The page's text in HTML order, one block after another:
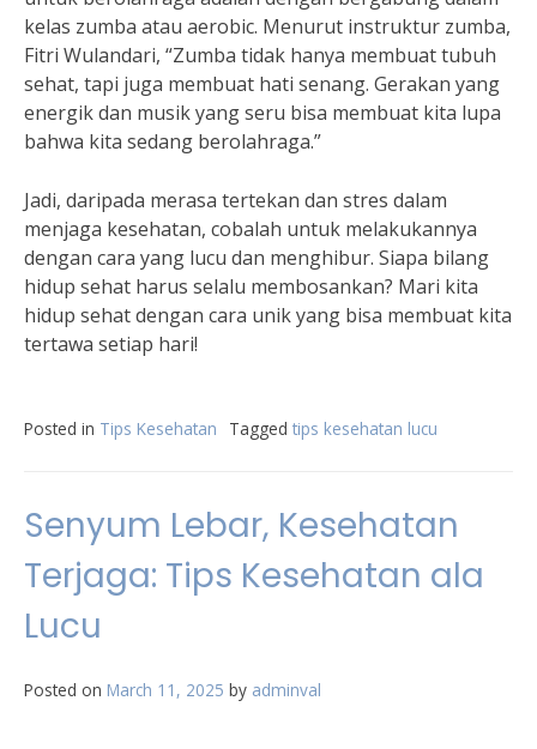
kelas zumba atau aerobic. Menurut instruktur zumba,
Fitri Wulandari, “Zumba tidak hanya membuat tubuh
sehat, tapi juga membuat hati senang. Gerakan yang
energik dan musik yang seru bisa membuat kita lupa
bahwa kita sedang berolahraga.”
Jadi, daripada merasa tertekan dan stres dalam
menjaga kesehatan, cobalah untuk melakukannya
dengan cara yang lucu dan menghibur. Siapa bilang
hidup sehat harus selalu membosankan? Mari kita
hidup sehat dengan cara unik yang bisa membuat kita
tertawa setiap hari!
Posted in Tips Kesehatan Tagged tips kesehatan lucu
Senyum Lebar, Kesehatan
Terjaga: Tips Kesehatan ala
Lucu
Posted on March 11, 2025 by adminval